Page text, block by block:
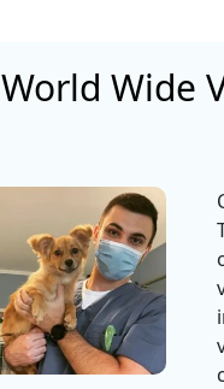
World Wide